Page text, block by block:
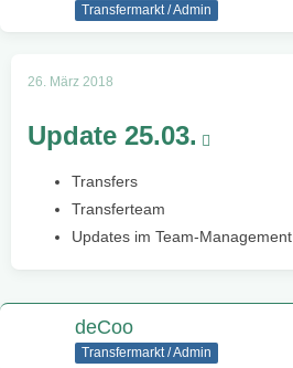
Transfermarkt / Admin
26. März 2018
Update 25.03.
Transfers
Transferteam
Updates im Team-Management
deCoo
Transfermarkt / Admin